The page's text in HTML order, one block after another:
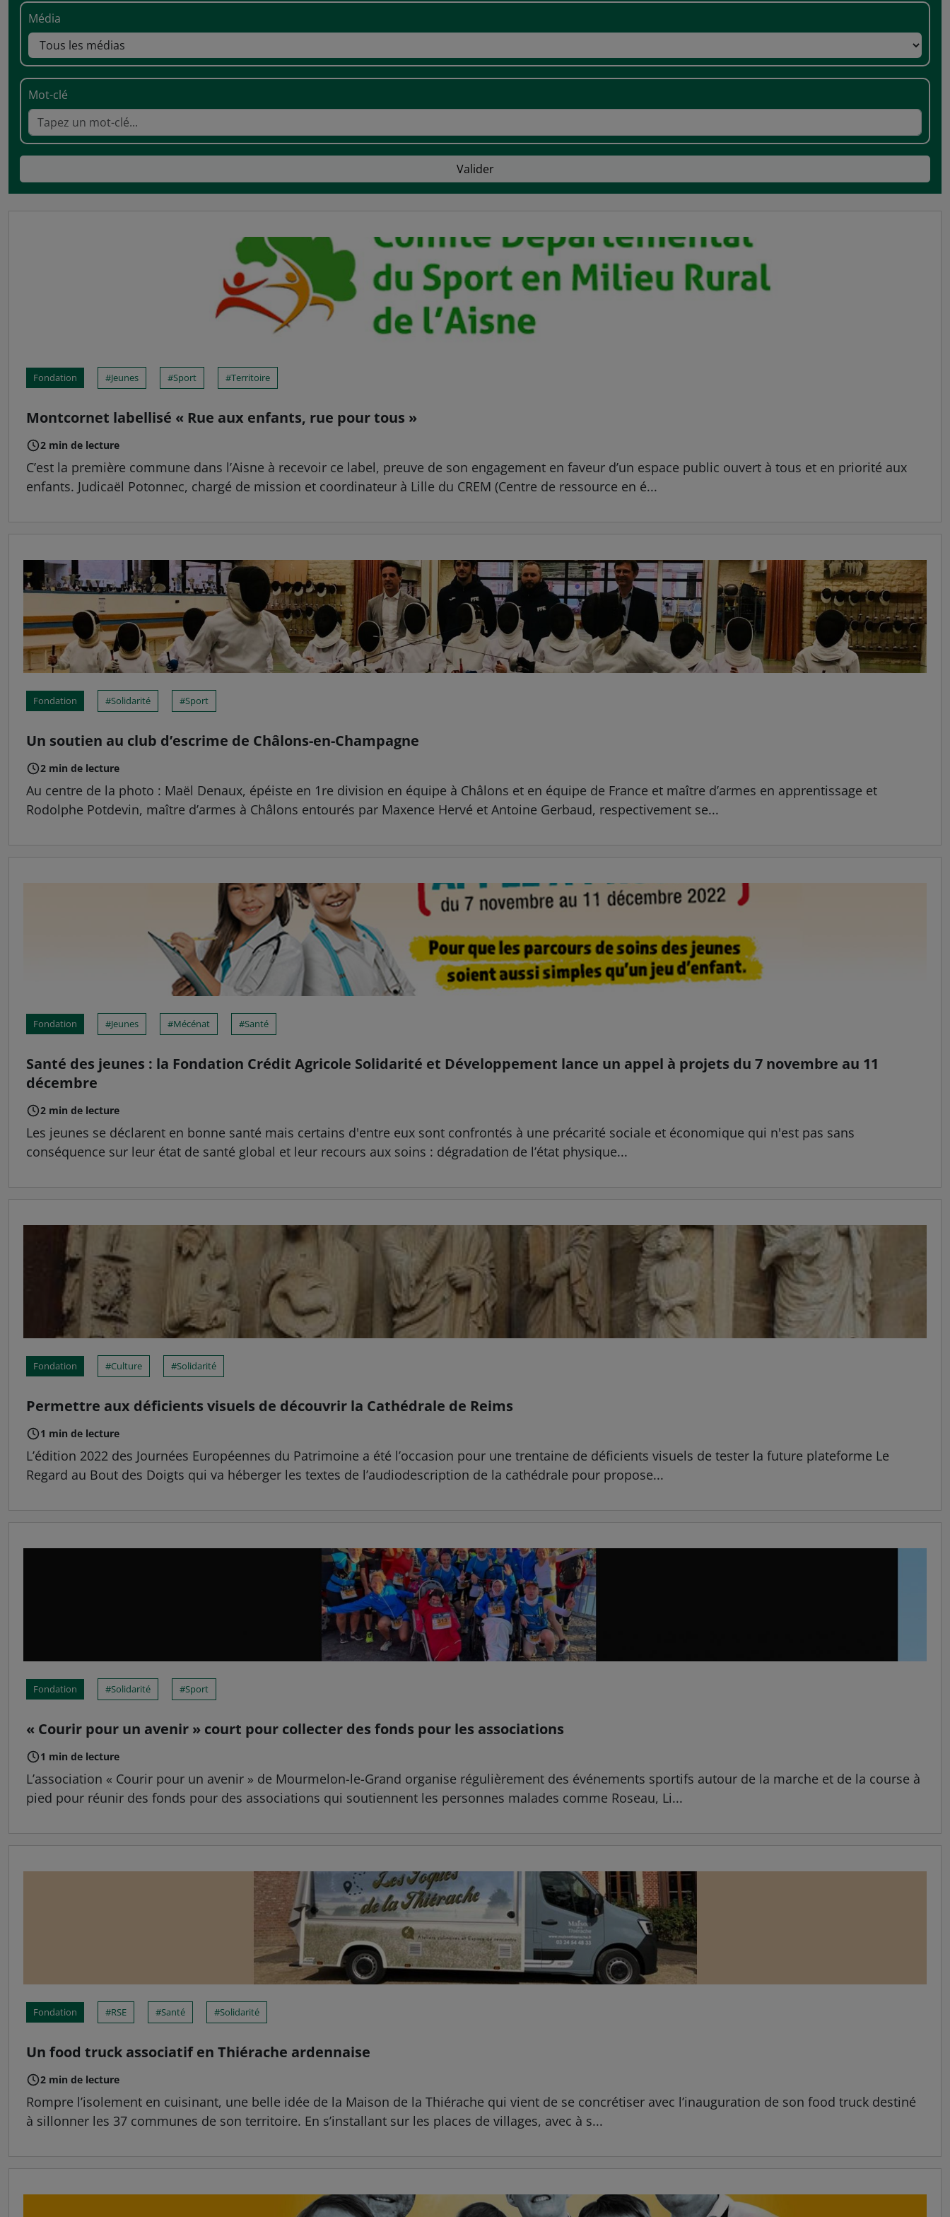
Média
Mot-clé
Valider
Fondation Jeunes Sport Territoire
Montcornet labellisé « Rue aux enfants, rue pour tous »
2 min de lecture
C’est la première commune dans l’Aisne à recevoir ce label, preuve de son engagement en faveur d’un espace public ouvert à tous et en priorité aux
enfants. Judicaël Potonnec, chargé de mission et coordinateur à Lille du CREM (Centre de ressource en é...
Fondation Solidarité Sport
Un soutien au club d’escrime de Châlons-en-Champagne
2 min de lecture
Au centre de la photo : Maël Denaux, épéiste en 1re division en équipe à Châlons et en équipe de France et maître d’armes en apprentissage et
Rodolphe Potdevin, maître d’armes à Châlons entourés par Maxence Hervé et Antoine Gerbaud, respectivement se...
Fondation Jeunes Mécénat Santé
Santé des jeunes : la Fondation Crédit Agricole Solidarité et Développement lance un appel à projets du 7 novembre au 11
décembre
2 min de lecture
Les jeunes se déclarent en bonne santé mais certains d'entre eux sont confrontés à une précarité sociale et économique qui n'est pas sans
conséquence sur leur état de santé global et leur recours aux soins : dégradation de l’état physique...
Fondation Culture Solidarité
Permettre aux déficients visuels de découvrir la Cathédrale de Reims
1 min de lecture
L’édition 2022 des Journées Européennes du Patrimoine a été l’occasion pour une trentaine de déficients visuels de tester la future plateforme Le
Regard au Bout des Doigts qui va héberger les textes de l’audiodescription de la cathédrale pour propose...
Fondation Solidarité Sport
« Courir pour un avenir » court pour collecter des fonds pour les associations
1 min de lecture
L’association « Courir pour un avenir » de Mourmelon-le-Grand organise régulièrement des événements sportifs autour de la marche et de la course à
pied pour réunir des fonds pour des associations qui soutiennent les personnes malades comme Roseau, Li...
Fondation RSE Santé Solidarité
Un food truck associatif en Thiérache ardennaise
2 min de lecture
Rompre l’isolement en cuisinant, une belle idée de la Maison de la Thiérache qui vient de se concrétiser avec l’inauguration de son food truck destiné
à sillonner les 37 communes de son territoire. En s’installant sur les places de villages, avec à s...